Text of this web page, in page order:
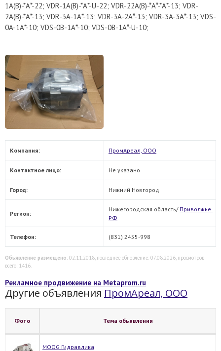
1A(B)-*A*-22; VDR-1A(B)-*A*-U-22; VDR-22A(B)-*A*-*A*-13; VDR-
2A(B)-*A*-13; VDR-3A-1A*-13; VDR-3A-2A*-13; VDR-3A-3A*-13; VDS-
0A-1A*-10; VDS-0B-1A*-10; VDS-0B-1A*-U-10;
Компания: ПромАреал, ООО
Контактное лицо: Не указано
Город: Нижний Новгород
Регион:
Нижегородская область/ Приволжье.
РФ
Телефон: (831) 2455-998
Объявление размещено: 02.11.2018, последнее обновление: 07.08.2026, просмотров
всего: 1416.
Рекламное продвижение на Metaprom.ru
Другие объявления ПромАреал, ООО
Фото Тема объявления
MOOG Гидравлика